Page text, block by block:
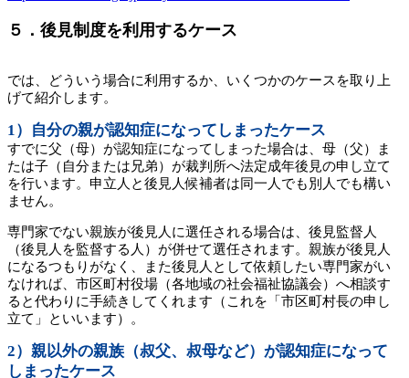
５．後見制度を利用するケース
では、どういう場合に利用するか、いくつかのケースを取り上
げて紹介します。
1）自分の親が認知症になってしまったケース
すでに父（母）が認知症になってしまった場合は、母（父）ま
たは子（自分または兄弟）が裁判所へ法定成年後見の申し立て
を行います。申立人と後見人候補者は同一人でも別人でも構い
ません。
専門家でない親族が後見人に選任される場合は、後見監督人
（後見人を監督する人）が併せて選任されます。親族が後見人
になるつもりがなく、また後見人として依頼したい専門家がい
なければ、市区町村役場（各地域の社会福祉協議会）へ相談す
ると代わりに手続きしてくれます（これを「市区町村長の申し
立て」といいます）。
2）親以外の親族（叔父、叔母など）が認知症になって
しまったケース